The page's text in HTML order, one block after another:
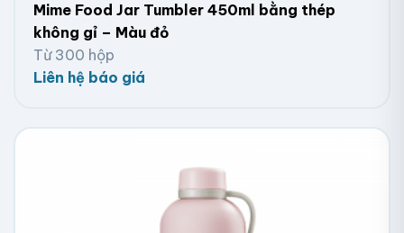
Mime Food Jar Tumbler 450ml bằng thép
không gỉ – Màu đỏ
Từ 300 hộp
Liên hệ báo giá